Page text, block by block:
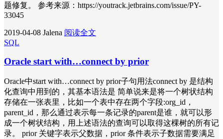
题修复。 参考来源：https://youtrack.jetbrains.com/issue/PY-
33045
2019-04-08 Jalena 阅读全文
SQL
Oracle start with…connect by prior
Oracle中start with…connect by prior子句用法connect by 是结构
化查询中用到的，其基本语法是 简单说来是将一个树状结构
存储在一张表里，比如一个表中存在两个字段:org_id，
parent_id，那么通过表示每一条记录的parent是谁，就可以形
成一个树状结构，用上述语法的查询可以取得这棵树的所有记
录。 prior 关键字表示父数据，prior 条件表示子数据需要满足